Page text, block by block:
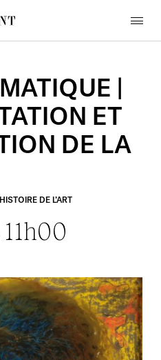
menu
|
ET
DE LA
HISTOIRE DE L’ART
11h00